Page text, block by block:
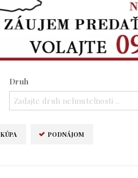
Druh
Zadajte druh nehnuteľnosti ..
KÚPA PODNÁJOM